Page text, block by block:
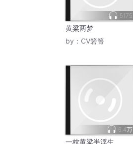
5175
黄粱两梦
by： CV箬箐
6.4万
一枕黄粱半浮生